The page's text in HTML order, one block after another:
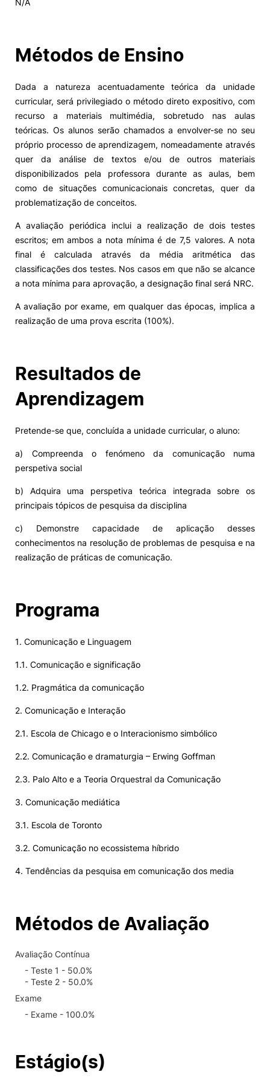
Projetos PRR
Magazine
Eventos
©2026 Instituto Politécnico de
N/A
Métodos de Ensino
Dada a natureza acentuadamente teórica da unidade
curricular, será privilegiado o método direto expositivo, com
recurso a materiais multimédia, sobretudo nas aulas
teóricas. Os alunos serão chamados a envolver-se no seu
próprio processo de aprendizagem, nomeadamente através
quer da análise de textos e/ou de outros materiais
disponibilizados pela professora durante as aulas, bem
como de situações comunicacionais concretas, quer da
problematização de conceitos.
A avaliação periódica inclui a realização de dois testes
escritos; em ambos a nota mínima é de 7,5 valores. A nota
final é calculada através da média aritmética das
classificações dos testes. Nos casos em que não se alcance
a nota mínima para aprovação, a designação final será NRC.
A avaliação por exame, em qualquer das épocas, implica a
realização de uma prova escrita (100%).
Resultados de
Aprendizagem
Pretende-se que, concluída a unidade curricular, o aluno:
a) Compreenda o fenómeno da comunicação numa
perspetiva social
b) Adquira uma perspetiva teórica integrada sobre os
principais tópicos de pesquisa da disciplina
c) Demonstre capacidade de aplicação desses
conhecimentos na resolução de problemas de pesquisa e na
realização de práticas de comunicação.
Programa
1. Comunicação e Linguagem
1.1. Comunicação e significação
1.2. Pragmática da comunicação
2. Comunicação e Interação
2.1. Escola de Chicago e o Interacionismo simbólico
2.2. Comunicação e dramaturgia – Erwing Goffman
2.3. Palo Alto e a Teoria Orquestral da Comunicação
3. Comunicação mediática
3.1. Escola de Toronto
3.2. Comunicação no ecossistema híbrido
4. Tendências da pesquisa em comunicação dos media
Métodos de Avaliação
Avaliação Contínua
- Teste 1 - 50.0%
- Teste 2 - 50.0%
Exame
- Exame - 100.0%
Estágio(s)